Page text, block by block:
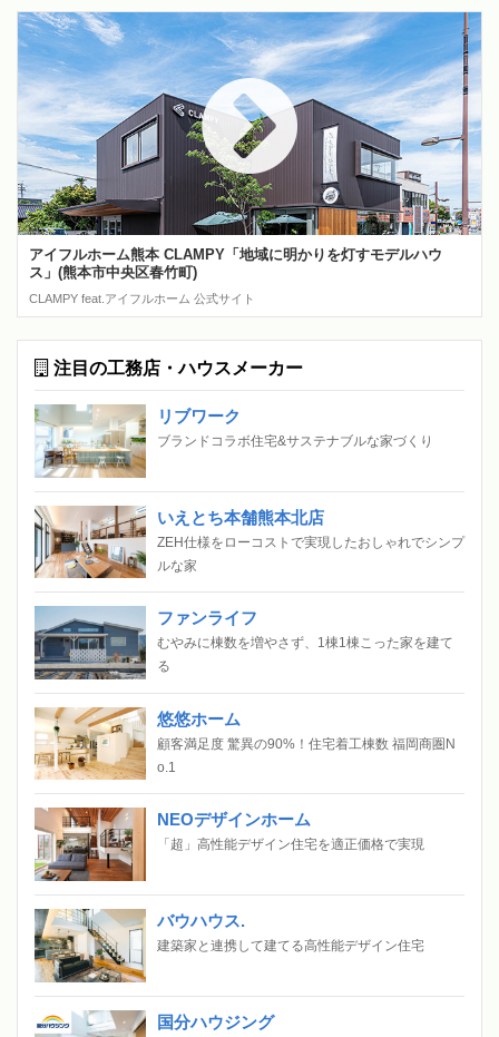
アイフルホーム熊本 CLAMPY「地域に明かりを灯すモデルハウ
ス」(熊本市中央区春竹町)
CLAMPY feat.アイフルホーム 公式サイト
注目の工務店・ハウスメーカー
リブワーク
ブランドコラボ住宅&サステナブルな家づくり
いえとち本舗熊本北店
ZEH仕様をローコストで実現したおしゃれでシンプ
ルな家
ファンライフ
むやみに棟数を増やさず、1棟1棟こった家を建て
る
悠悠ホーム
顧客満足度 驚異の90%！住宅着工棟数 福岡商圏N
o.1
NEOデザインホーム
「超」高性能デザイン住宅を適正価格で実現
バウハウス.
建築家と連携して建てる高性能デザイン住宅
国分ハウジング